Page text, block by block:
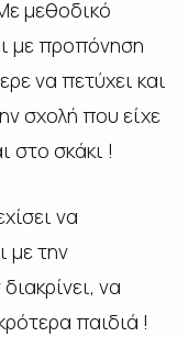
μεθοδικό
με προπόνηση
να πετύχει και
σχολή που είχε
στο σκάκι !
να
με την
να
παιδιά !